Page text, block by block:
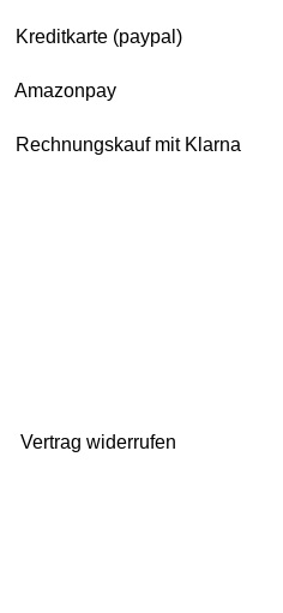
Kreditkarte (paypal)
Amazonpay
Rechnungskauf mit Klarna
Vertrag widerrufen